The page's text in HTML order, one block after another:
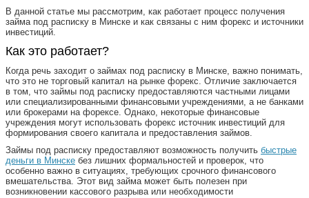
В данной статье мы рассмотрим, как работает процесс получения
займа под расписку в Минске и как связаны с ним форекс и источники
инвестиций.
Как это работает?
Когда речь заходит о займах под расписку в Минске, важно понимать,
что это не торговый капитал на рынке форекс. Отличие заключается
в том, что займы под расписку предоставляются частными лицами
или специализированными финансовыми учреждениями, а не банками
или брокерами на форексе. Однако, некоторые финансовые
учреждения могут использовать форекс источник инвестиций для
формирования своего капитала и предоставления займов.
Займы под расписку предоставляют возможность получить быстрые
деньги в Минске без лишних формальностей и проверок, что
особенно важно в ситуациях, требующих срочного финансового
вмешательства. Этот вид займа может быть полезен при
возникновении кассового разрыва или необходимости